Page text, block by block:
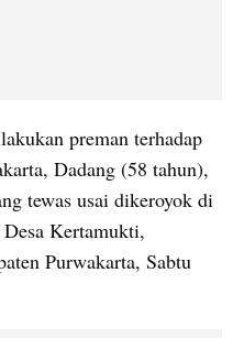
preman terhadap
Dadang (58 tahun),
tewas usai dikeroyok di
Kertamukti,
Purwakarta, Sabtu